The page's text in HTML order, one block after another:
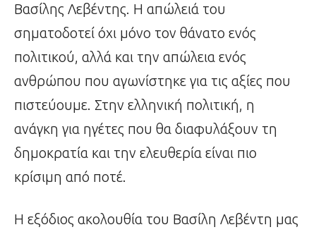
Βασίλης Λεβέντης. Η απώλειά του
σηματοδοτεί όχι μόνο τον θάνατο ενός
πολιτικού, αλλά και την απώλεια ενός
ανθρώπου που αγωνίστηκε για τις αξίες που
πιστεύουμε. Στην ελληνική πολιτική, η
ανάγκη για ηγέτες που θα διαφυλάξουν τη
δημοκρατία και την ελευθερία είναι πιο
κρίσιμη από ποτέ.
Η εξόδιος ακολουθία του Βασίλη Λεβέντη μας